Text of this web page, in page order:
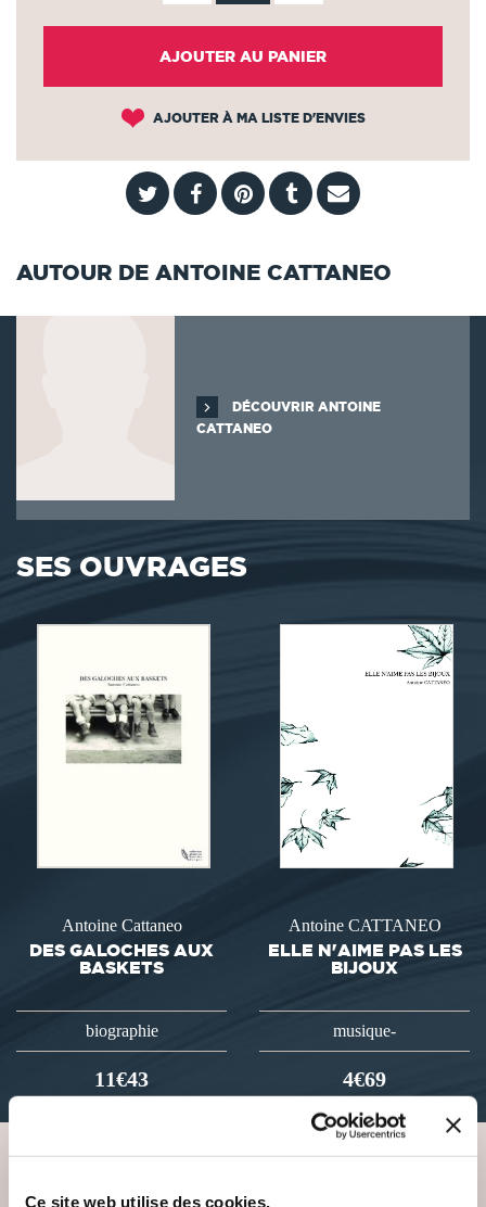
Ce site web utilise des cookies.
AJOUTER AU PANIER
AJOUTER À MA LISTE D'ENVIES
AUTOUR DE ANTOINE CATTANEO
DÉCOUVRIR ANTOINE
CATTANEO
SES OUVRAGES
Antoine Cattaneo
DES GALOCHES AUX
BASKETS
biographie
11€43
Antoine CATTANEO
ELLE N'AIME PAS LES
BIJOUX
musique-
4€69